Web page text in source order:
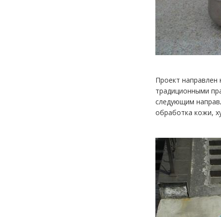
Проект
традиционными
следующим
обработка кожи,